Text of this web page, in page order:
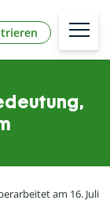
am 16. Juli